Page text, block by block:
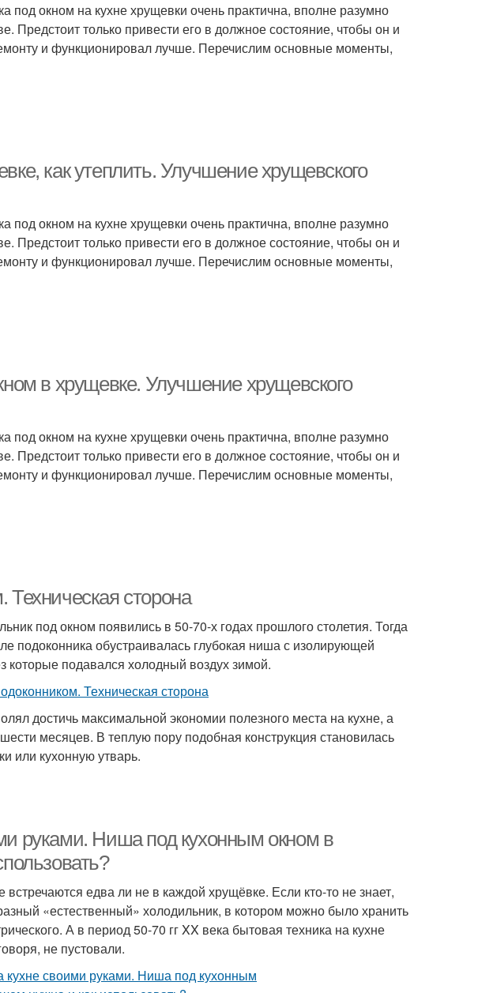
под окном на кухне хрущевки очень практична, вполне разумно
Предстоит только привести его в должное состояние, чтобы он и
и функционировал лучше. Перечислим основные моменты,
как утеплить. Улучшение хрущевского
под окном на кухне хрущевки очень практична, вполне разумно
Предстоит только привести его в должное состояние, чтобы он и
и функционировал лучше. Перечислим основные моменты,
в хрущевке. Улучшение хрущевского
под окном на кухне хрущевки очень практична, вполне разумно
Предстоит только привести его в должное состояние, чтобы он и
и функционировал лучше. Перечислим основные моменты,
Техническая сторона
под окном появились в 50-70-х годах прошлого столетия. Тогда
подоконника обустраивалась глубокая ниша с изолирующей
которые подавался холодный воздух зимой.
достичь максимальной экономии полезного места на кухне, а
месяцев. В теплую пору подобная конструкция становилась
или кухонную утварь.
руками. Ниша под кухонным окном в
едва ли не в каждой хрущёвке. Если кто-то не знает,
«естественный» холодильник, в котором можно было хранить
А в период 50-70 гг XX века бытовая техника на кухне
не пустовали.